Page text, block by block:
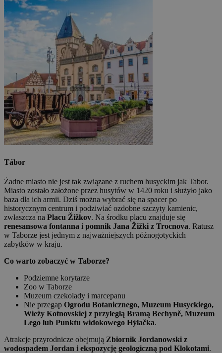
Tábor
Żadne miasto nie jest tak związane z ruchem husyckim jak Tabor.
Miasto zostało założone przez husytów w 1420 roku i służyło jako
baza dla ich armii. Dziś można wybrać się na spacer po
historycznym centrum i podziwiać ozdobne szczyty kamienic,
zwłaszcza na Placu Žižkov. Na środku placu znajduje się
renesansowa fontanna i pomnik Jana Žižki z Trocnova. Ratusz
w Taborze jest jednym z najważniejszych późnogotyckich
zabytków w kraju.
Co warto zobaczyć w Taborze?
Podziemne korytarze
Zoo w Taborze
Muzeum czekolady i marcepanu
Nie przegap Ogrodu Botanicznego, Muzeum Husyckiego,
Wieży Kotnovskiej z przyległą Bramą Bechyně, Muzeum
Lego lub Punktu widokowego Hýlačka.
Atrakcje przyrodnicze obejmują Zbiornik Jordanowski z
wodospadem Jordan i ekspozycję geologiczną pod Klokotami.